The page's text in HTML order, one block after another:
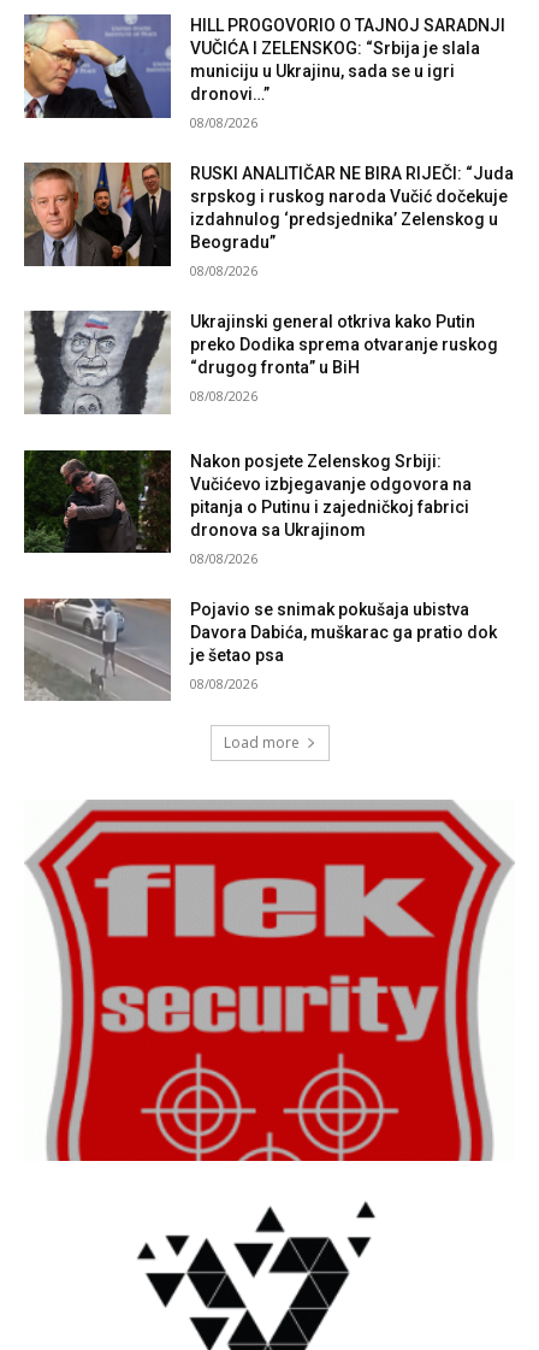
HILL PROGOVORIO O TAJNOJ SARADNJI
VUČIĆA I ZELENSKOG: “Srbija je slala
municiju u Ukrajinu, sada se u igri
dronovi…”
08/08/2026
RUSKI ANALITIČAR NE BIRA RIJEČI: “Juda
srpskog i ruskog naroda Vučić dočekuje
izdahnulog ‘predsjednika’ Zelenskog u
Beogradu”
08/08/2026
Ukrajinski general otkriva kako Putin
preko Dodika sprema otvaranje ruskog
“drugog fronta” u BiH
08/08/2026
Nakon posjete Zelenskog Srbiji:
Vučićevo izbjegavanje odgovora na
pitanja o Putinu i zajedničkoj fabrici
dronova sa Ukrajinom
08/08/2026
Pojavio se snimak pokušaja ubistva
Davora Dabića, muškarac ga pratio dok
je šetao psa
08/08/2026
Load more